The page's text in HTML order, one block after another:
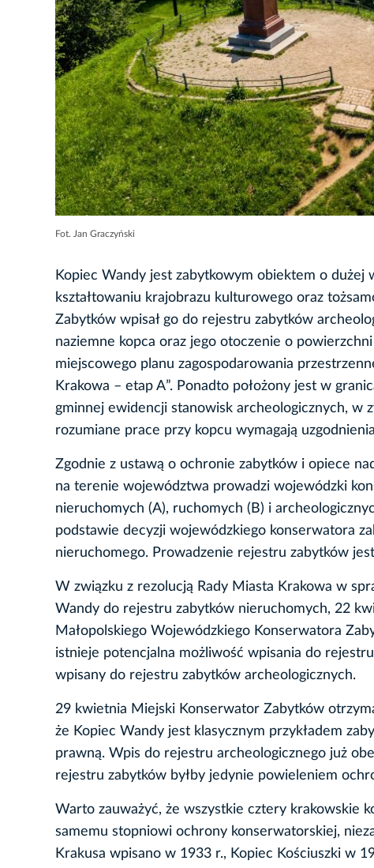
Fot. Jan Graczyński
Kopiec Wandy jest zabytkowym obiektem o
kształtowaniu krajobrazu kulturowego oraz
Zabytków wpisał go do rejestru zabytków
naziemne kopca oraz jego otoczenie o
miejscowego planu zagospodarowania
Krakowa – etap A”. Ponadto położony jest w
gminnej ewidencji stanowisk archeologicznych, w
rozumiane prace przy kopcu wymagają
Zgodnie z ustawą o ochronie zabytków i opiece
na terenie województwa prowadzi wojewódzki
nieruchomych (A), ruchomych (B) i
podstawie decyzji wojewódzkiego konserwatora
nieruchomego. Prowadzenie rejestru zabytków
W związku z rezolucją Rady Miasta Krakowa w
Wandy do rejestru zabytków nieruchomych, 22
Małopolskiego Wojewódzkiego Konserwatora
istnieje potencjalna możliwość wpisania do
wpisany do rejestru zabytków archeologicznych.
29 kwietnia Miejski Konserwator Zabytków
że Kopiec Wandy jest klasycznym przykładem
prawną. Wpis do rejestru archeologicznego już
rejestru zabytków byłby jedynie powieleniem
Warto zauważyć, że wszystkie cztery krakowskie
samemu stopniowi ochrony konserwatorskiej,
Krakusa wpisano w 1933 r., Kopiec Kościuszki w